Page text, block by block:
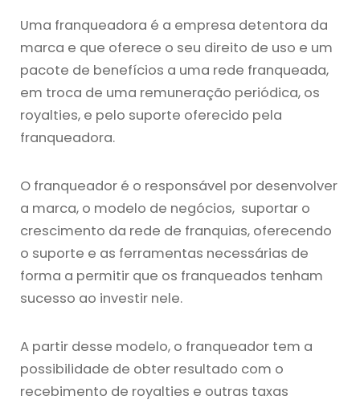
Uma franqueadora é a empresa detentora da
marca e que oferece o seu direito de uso e um
pacote de benefícios a uma rede franqueada,
em troca de uma remuneração periódica, os
royalties, e pelo suporte oferecido pela
franqueadora.
O franqueador é o responsável por desenvolver
a marca, o modelo de negócios, suportar o
crescimento da rede de franquias, oferecendo
o suporte e as ferramentas necessárias de
forma a permitir que os franqueados tenham
sucesso ao investir nele.
A partir desse modelo, o franqueador tem a
possibilidade de obter resultado com o
recebimento de royalties e outras taxas